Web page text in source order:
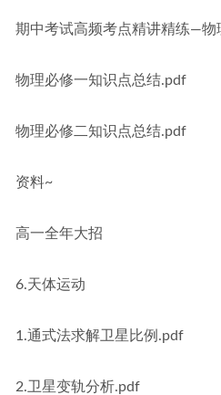
期中考试高频考点精讲精练—物
物理必修一知识点总结.pdf
物理必修二知识点总结.pdf
资料~
高一全年大招
6.天体运动
1.通式法求解卫星比例.pdf
2.卫星变轨分析.pdf